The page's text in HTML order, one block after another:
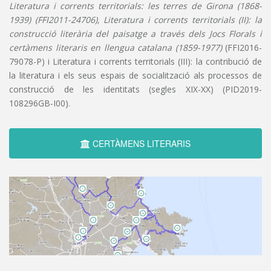
Literatura i corrents territorials: les terres de Girona (1868-
1939) (FFI2011-24706), Literatura i corrents territorials (II): la
construcció literària del paisatge a través dels Jocs Florals i
certàmens literaris en llengua catalana (1859-1977)(FFI2016-
79078-P) i Literatura i corrents territorials (III): la contribució de
la literatura i els seus espais de socialització als processos de
construcció de les identitats (segles XIX-XX) (PID2019-
108296GB-I00).
CERTÀMENS LITERARIS